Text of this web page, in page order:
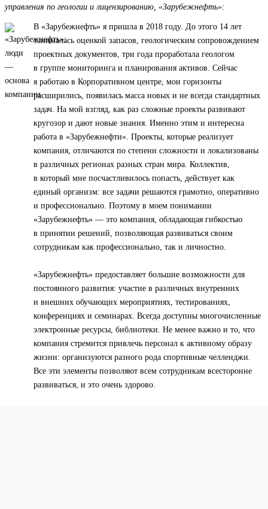
управления по геологии и лицензированию, «Зарубежнефть»:
В «Зарубежнефть» я пришла в 2018 году. До этого 14 лет
занималась оценкой запасов, геологическим сопровождением
проектных документов, три года проработала геологом
в группе мониторинга и планирования активов. Сейчас
я работаю в Корпоративном центре, мои горизонты
расширились, появилась масса новых и не всегда стандартных
задач. На мой взгляд, как раз сложные проекты развивают
кругозор и дают новые знания. Именно этим и интересна
работа в «Зарубежнефти». Проекты, которые реализует
компания, отличаются по степени сложности и локализованы
в различных регионах разных стран мира. Коллектив,
в который мне посчастливилось попасть, действует как
единый организм: все задачи решаются грамотно, оперативно
и профессионально. Поэтому в моем понимании
«Зарубежнефть» — это компания, обладающая гибкостью
в принятии решений, позволяющая развиваться своим
сотрудникам как профессионально, так и личностно.
«Зарубежнефть» предоставляет большие возможности для
постоянного развития: участие в различных внутренних
и внешних обучающих мероприятиях, тестированиях,
конференциях и семинарах. Всегда доступны многочисленные
электронные ресурсы, библиотеки. Не менее важно и то, что
компания стремится привлечь персонал к активному образу
жизни: организуются разного рода спортивные челленджи.
Все эти элементы позволяют всем сотрудникам всесторонне
развиваться, и это очень здорово.